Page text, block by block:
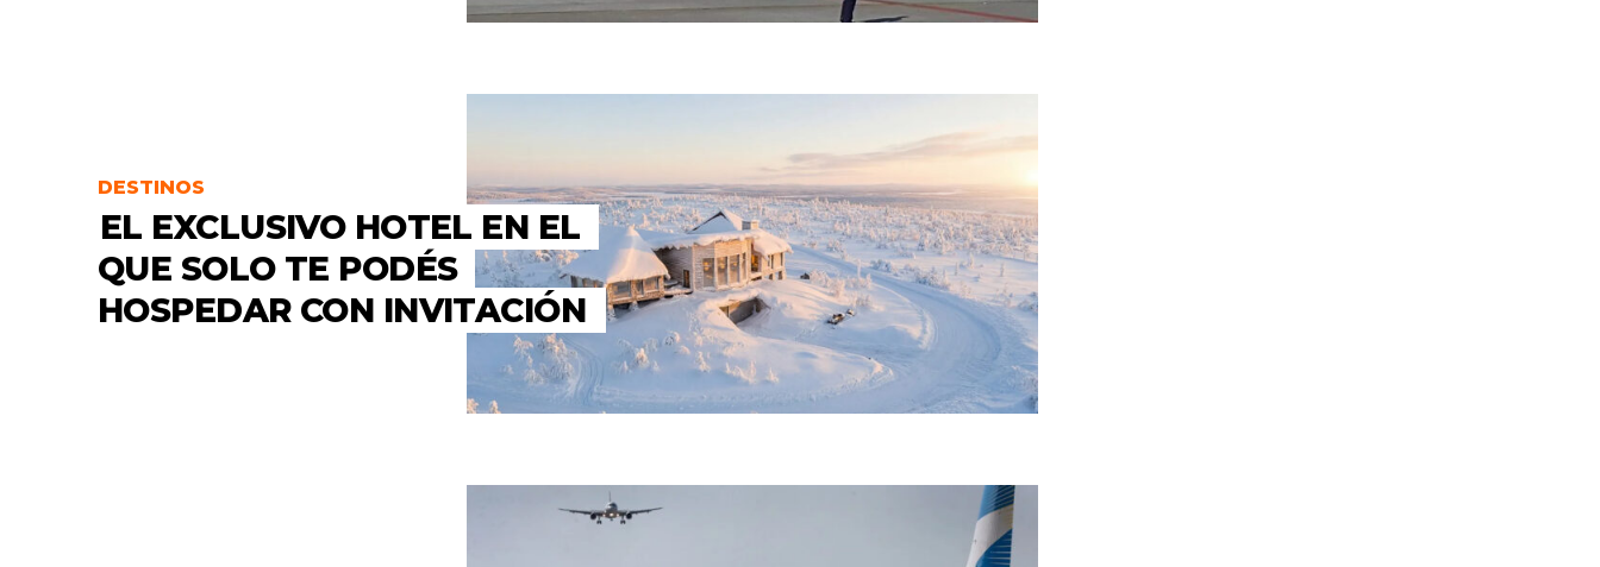
DESTINOS
EL EXCLUSIVO HOTEL EN EL
QUE SOLO TE PODÉS
HOSPEDAR CON INVITACIÓN